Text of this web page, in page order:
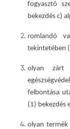
fogyasztó
bekezdés c)
romlandó
tekintetében
olyan zárt
felbontása
(1) bekezdés
olyan termék